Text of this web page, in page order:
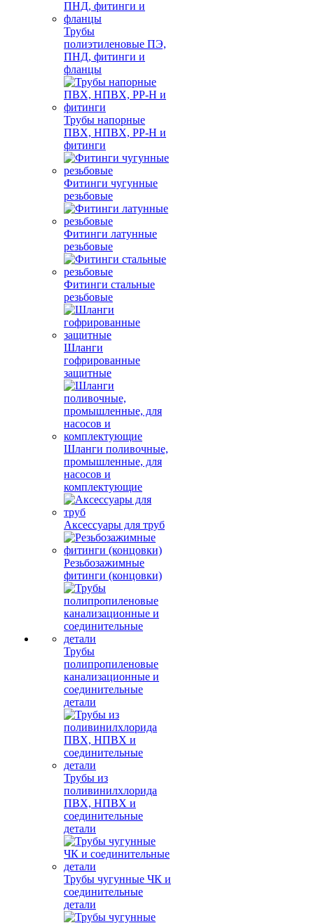
Трубы
полиэтиленовые ПЭ,
ПНД, фитинги и
фланцы
Трубы напорные
ПВХ, НПВХ, PP-H и
фитинги
Фитинги чугунные
резьбовые
Фитинги латунные
резьбовые
Фитинги стальные
резьбовые
Шланги
гофрированные
защитные
Шланги поливочные,
промышленные, для
насосов и
комплектующие
Аксессуары для труб
Резьбозажимные
фитинги (концовки)
Трубы
полипропиленовые
канализационные и
соединительные
детали
Трубы из
поливинилхлорида
ПВХ, НПВХ и
соединительные
детали
Трубы чугунные ЧК и
соединительные
детали